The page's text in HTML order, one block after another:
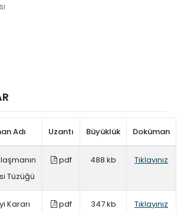
Adı Uzantı Büyüklük Doküman
Tüzüğü
pdf 488 kb Tıklayınız
Kararı pdf 347 kb Tıklayınız